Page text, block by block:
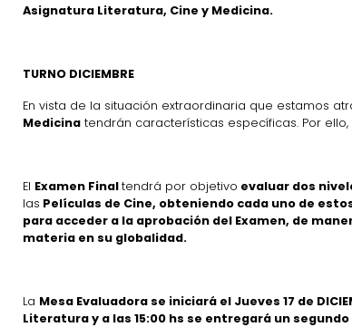
Asignatura Literatura, Cine y Medicina.
TURNO DICIEMBRE
En vista de la situación extraordinaria que estamos
Medicina tendrán características específicas. Por
El Examen Finaltendrá por objetivo evaluar dos
las Películas de Cine, obteniendo cada uno de
para acceder a la aprobación del Examen, de
materia en su globalidad.
La Mesa Evaluadora se iniciará el Jueves 17 de
Literatura y a las 15:00 hs se entregará un